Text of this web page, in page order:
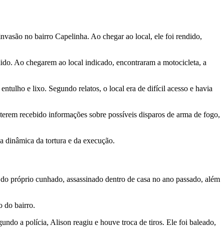
no bairro Capelinha. Ao chegar ao local, ele foi rendido,
Ao chegarem ao local indicado, encontraram a motocicleta, a
e lixo. Segundo relatos, o local era de difícil acesso e havia
recebido informações sobre possíveis disparos de arma de fogo,
da tortura e da execução.
cunhado, assassinado dentro de casa no ano passado, além
do bairro.
a polícia, Alison reagiu e houve troca de tiros. Ele foi baleado,